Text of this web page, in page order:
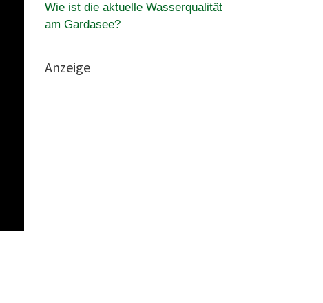
Wie ist die aktuelle Wasserqualität
am Gardasee?
Anzeige